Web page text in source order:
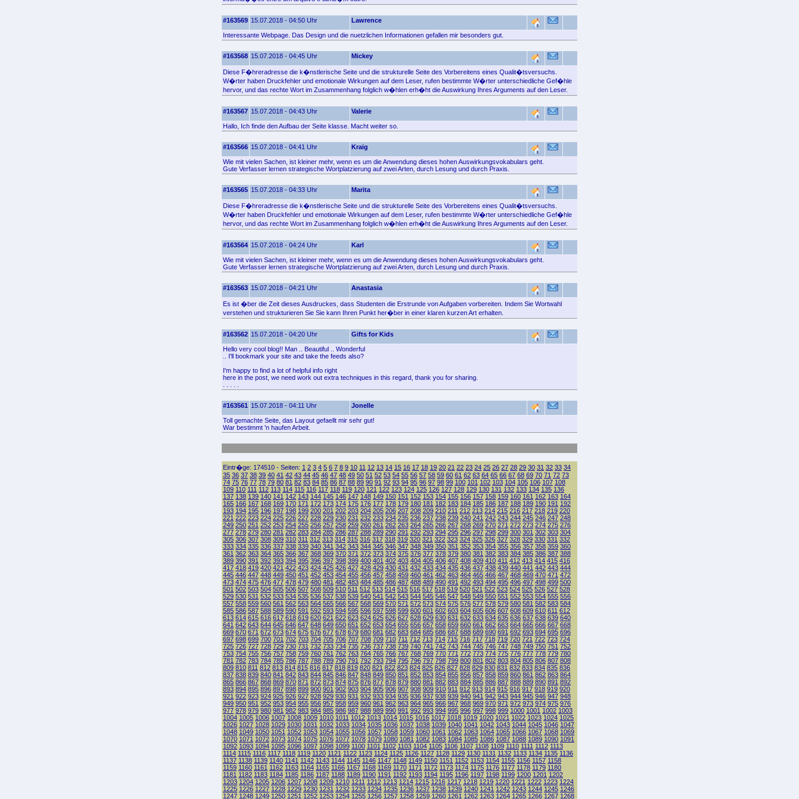
#163569 15.07.2018 - 04:50 Uhr Lawrence
Interessante Webpage. Das Design und die nuetzlichen Informationen gefallen mir besonders gut.
#163568 15.07.2018 - 04:45 Uhr Mickey
Diese F�hreradresse die k�nstlerische Seite und die strukturelle Seite des Vorbereitens eines Qualit�tsversuchs.
W�rter haben Druckfehler und emotionale Wirkungen auf dem Leser, rufen bestimmte W�rter unterschiedliche Gef�hle
hervor, und das rechte Wort im Zusammenhang folglich w�hlen erh�ht die Auswirkung Ihres Arguments auf den Leser.
#163567 15.07.2018 - 04:43 Uhr Valerie
Hallo, Ich finde den Aufbau der Seite klasse. Macht weiter so.
#163566 15.07.2018 - 04:41 Uhr Kraig
Wie mit vielen Sachen, ist kleiner mehr, wenn es um die Anwendung dieses hohen Auswirkungsvokabulars geht.
Gute Verfasser lernen strategische Wortplatzierung auf zwei Arten, durch Lesung und durch Praxis.
#163565 15.07.2018 - 04:33 Uhr Marita
Diese F�hreradresse die k�nstlerische Seite und die strukturelle Seite des Vorbereitens eines Qualit�tsversuchs.
W�rter haben Druckfehler und emotionale Wirkungen auf dem Leser, rufen bestimmte W�rter unterschiedliche Gef�hle
hervor, und das rechte Wort im Zusammenhang folglich w�hlen erh�ht die Auswirkung Ihres Arguments auf den Leser.
#163564 15.07.2018 - 04:24 Uhr Karl
Wie mit vielen Sachen, ist kleiner mehr, wenn es um die Anwendung dieses hohen Auswirkungsvokabulars geht.
Gute Verfasser lernen strategische Wortplatzierung auf zwei Arten, durch Lesung und durch Praxis.
#163563 15.07.2018 - 04:21 Uhr Anastasia
Es ist �ber die Zeit dieses Ausdruckes, dass Studenten die Erstrunde von Aufgaben vorbereiten. Indem Sie Wortwahl
verstehen und strukturieren Sie Sie kann Ihren Punkt her�ber in einer klaren kurzen Art erhalten.
#163562 15.07.2018 - 04:20 Uhr Gifts for Kids
Hello very cool blog!! Man .. Beautiful .. Wonderful
.. I'll bookmark your site and take the feeds also?
I'm happy to find a lot of helpful info right
here in the post, we need work out extra techniques in this regard, thank you for sharing.
#163561 15.07.2018 - 04:11 Uhr Jonelle
Toll gemachte Seite, das Layout gefaellt mir sehr gut!
War bestimmt 'n haufen Arbeit.
Eintr�ge: 174510 - Seiten: 1 2 3 4 5 6 7 8 9 10 11 12 13 14 15 16 17 18 19 20 21 22 23 24 25 26 27 28 29 30 31 32 33 34
35 36 37 38 39 40 41 42 43 44 45 46 47 48 49 50 51 52 53 54 55 56 57 58 59 60 61 62 63 64 65 66 67 68 69 70 71 72 73
74 75 76 77 78 79 80 81 82 83 84 85 86 87 88 89 90 91 92 93 94 95 96 97 98 99 100 101 102 103 104 105 106 107 108
109 110 111 112 113 114 115 116 117 118 119 120 121 122 123 124 125 126 127 128 129 130 131 132 133 134 135 136
137 138 139 140 141 142 143 144 145 146 147 148 149 150 151 152 153 154 155 156 157 158 159 160 161 162 163 164
165 166 167 168 169 170 171 172 173 174 175 176 177 178 179 180 181 182 183 184 185 186 187 188 189 190 191 192
193 194 195 196 197 198 199 200 201 202 203 204 205 206 207 208 209 210 211 212 213 214 215 216 217 218 219 220
221 222 223 224 225 226 227 228 229 230 231 232 233 234 235 236 237 238 239 240 241 242 243 244 245 246 247 248
249 250 251 252 253 254 255 256 257 258 259 260 261 262 263 264 265 266 267 268 269 270 271 272 273 274 275 276
277 278 279 280 281 282 283 284 285 286 287 288 289 290 291 292 293 294 295 296 297 298 299 300 301 302 303 304
305 306 307 308 309 310 311 312 313 314 315 316 317 318 319 320 321 322 323 324 325 326 327 328 329 330 331 332
333 334 335 336 337 338 339 340 341 342 343 344 345 346 347 348 349 350 351 352 353 354 355 356 357 358 359 360
361 362 363 364 365 366 367 368 369 370 371 372 373 374 375 376 377 378 379 380 381 382 383 384 385 386 387 388
389 390 391 392 393 394 395 396 397 398 399 400 401 402 403 404 405 406 407 408 409 410 411 412 413 414 415 416
417 418 419 420 421 422 423 424 425 426 427 428 429 430 431 432 433 434 435 436 437 438 439 440 441 442 443 444
445 446 447 448 449 450 451 452 453 454 455 456 457 458 459 460 461 462 463 464 465 466 467 468 469 470 471 472
473 474 475 476 477 478 479 480 481 482 483 484 485 486 487 488 489 490 491 492 493 494 495 496 497 498 499 500
501 502 503 504 505 506 507 508 509 510 511 512 513 514 515 516 517 518 519 520 521 522 523 524 525 526 527 528
529 530 531 532 533 534 535 536 537 538 539 540 541 542 543 544 545 546 547 548 549 550 551 552 553 554 555 556
557 558 559 560 561 562 563 564 565 566 567 568 569 570 571 572 573 574 575 576 577 578 579 580 581 582 583 584
585 586 587 588 589 590 591 592 593 594 595 596 597 598 599 600 601 602 603 604 605 606 607 608 609 610 611 612
613 614 615 616 617 618 619 620 621 622 623 624 625 626 627 628 629 630 631 632 633 634 635 636 637 638 639 640
641 642 643 644 645 646 647 648 649 650 651 652 653 654 655 656 657 658 659 660 661 662 663 664 665 666 667 668
669 670 671 672 673 674 675 676 677 678 679 680 681 682 683 684 685 686 687 688 689 690 691 692 693 694 695 696
697 698 699 700 701 702 703 704 705 706 707 708 709 710 711 712 713 714 715 716 717 718 719 720 721 722 723 724
725 726 727 728 729 730 731 732 733 734 735 736 737 738 739 740 741 742 743 744 745 746 747 748 749 750 751 752
753 754 755 756 757 758 759 760 761 762 763 764 765 766 767 768 769 770 771 772 773 774 775 776 777 778 779 780
781 782 783 784 785 786 787 788 789 790 791 792 793 794 795 796 797 798 799 800 801 802 803 804 805 806 807 808
809 810 811 812 813 814 815 816 817 818 819 820 821 822 823 824 825 826 827 828 829 830 831 832 833 834 835 836
837 838 839 840 841 842 843 844 845 846 847 848 849 850 851 852 853 854 855 856 857 858 859 860 861 862 863 864
865 866 867 868 869 870 871 872 873 874 875 876 877 878 879 880 881 882 883 884 885 886 887 888 889 890 891 892
893 894 895 896 897 898 899 900 901 902 903 904 905 906 907 908 909 910 911 912 913 914 915 916 917 918 919 920
921 922 923 924 925 926 927 928 929 930 931 932 933 934 935 936 937 938 939 940 941 942 943 944 945 946 947 948
949 950 951 952 953 954 955 956 957 958 959 960 961 962 963 964 965 966 967 968 969 970 971 972 973 974 975 976
977 978 979 980 981 982 983 984 985 986 987 988 989 990 991 992 993 994 995 996 997 998 999 1000 1001 1002 1003
1004 1005 1006 1007 1008 1009 1010 1011 1012 1013 1014 1015 1016 1017 1018 1019 1020 1021 1022 1023 1024 1025
1026 1027 1028 1029 1030 1031 1032 1033 1034 1035 1036 1037 1038 1039 1040 1041 1042 1043 1044 1045 1046 1047
1048 1049 1050 1051 1052 1053 1054 1055 1056 1057 1058 1059 1060 1061 1062 1063 1064 1065 1066 1067 1068 1069
1070 1071 1072 1073 1074 1075 1076 1077 1078 1079 1080 1081 1082 1083 1084 1085 1086 1087 1088 1089 1090 1091
1092 1093 1094 1095 1096 1097 1098 1099 1100 1101 1102 1103 1104 1105 1106 1107 1108 1109 1110 1111 1112 1113
1114 1115 1116 1117 1118 1119 1120 1121 1122 1123 1124 1125 1126 1127 1128 1129 1130 1131 1132 1133 1134 1135 1136
1137 1138 1139 1140 1141 1142 1143 1144 1145 1146 1147 1148 1149 1150 1151 1152 1153 1154 1155 1156 1157 1158
1159 1160 1161 1162 1163 1164 1165 1166 1167 1168 1169 1170 1171 1172 1173 1174 1175 1176 1177 1178 1179 1180
1181 1182 1183 1184 1185 1186 1187 1188 1189 1190 1191 1192 1193 1194 1195 1196 1197 1198 1199 1200 1201 1202
1203 1204 1205 1206 1207 1208 1209 1210 1211 1212 1213 1214 1215 1216 1217 1218 1219 1220 1221 1222 1223 1224
1225 1226 1227 1228 1229 1230 1231 1232 1233 1234 1235 1236 1237 1238 1239 1240 1241 1242 1243 1244 1245 1246
1247 1248 1249 1250 1251 1252 1253 1254 1255 1256 1257 1258 1259 1260 1261 1262 1263 1264 1265 1266 1267 1268